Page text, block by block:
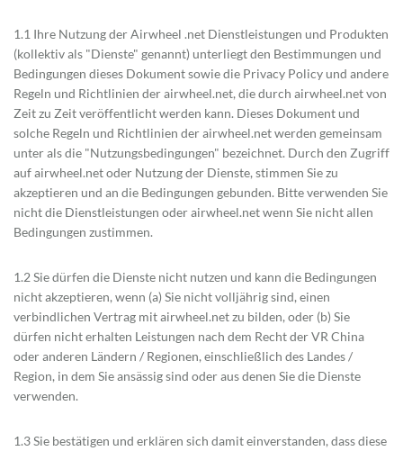
1.1 Ihre Nutzung der Airwheel .net Dienstleistungen und Produkten
(kollektiv als "Dienste" genannt) unterliegt den Bestimmungen und
Bedingungen dieses Dokument sowie die Privacy Policy und andere
Regeln und Richtlinien der airwheel.net, die durch airwheel.net von
Zeit zu Zeit veröffentlicht werden kann. Dieses Dokument und
solche Regeln und Richtlinien der airwheel.net werden gemeinsam
unter als die "Nutzungsbedingungen" bezeichnet. Durch den Zugriff
auf airwheel.net oder Nutzung der Dienste, stimmen Sie zu
akzeptieren und an die Bedingungen gebunden. Bitte verwenden Sie
nicht die Dienstleistungen oder airwheel.net wenn Sie nicht allen
Bedingungen zustimmen.
1.2 Sie dürfen die Dienste nicht nutzen und kann die Bedingungen
nicht akzeptieren, wenn (a) Sie nicht volljährig sind, einen
verbindlichen Vertrag mit airwheel.net zu bilden, oder (b) Sie
dürfen nicht erhalten Leistungen nach dem Recht der VR China
oder anderen Ländern / Regionen, einschließlich des Landes /
Region, in dem Sie ansässig sind oder aus denen Sie die Dienste
verwenden.
1.3 Sie bestätigen und erklären sich damit einverstanden, dass diese